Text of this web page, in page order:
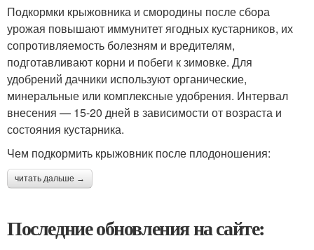
Подкормки крыжовника и смородины после сбора
урожая повышают иммунитет ягодных кустарников, их
сопротивляемость болезням и вредителям,
подготавливают корни и побеги к зимовке. Для
удобрений дачники используют органические,
минеральные или комплексные удобрения. Интервал
внесения — 15-20 дней в зависимости от возраста и
состояния кустарника.
Чем подкормить крыжовник после плодоношения:
читать дальше →
Последние обновления на сайте: